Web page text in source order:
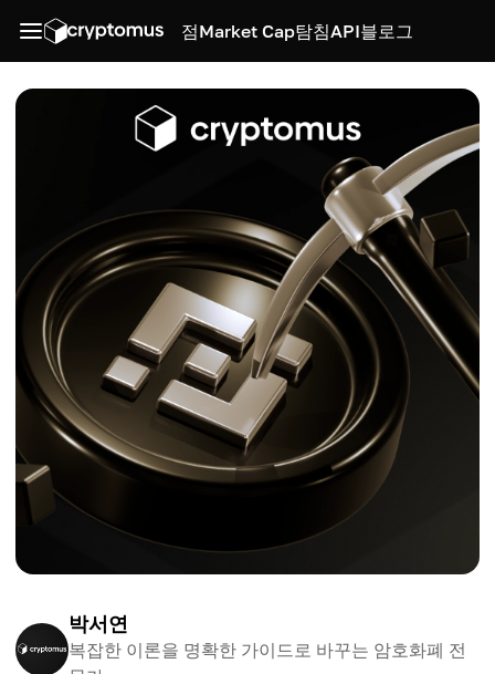
점Market Cap탐침API블로그
박서연
복잡한 이론을 명확한 가이드로 바꾸는 암호화폐 전